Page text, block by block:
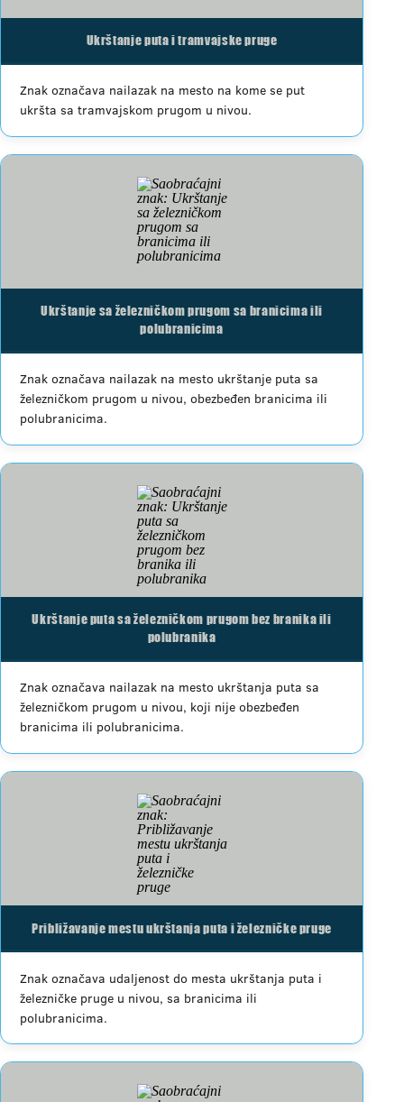
Ukrštanje puta i tramvajske pruge
Znak označava nailazak na mesto na kome se put
ukršta sa tramvajskom prugom u nivou.
Ukrštanje sa železničkom prugom sa branicima ili
polubranicima
Znak označava nailazak na mesto ukrštanje puta sa
železničkom prugom u nivou, obezbeđen branicima ili
polubranicima.
Ukrštanje puta sa železničkom prugom bez branika ili
polubranika
Znak označava nailazak na mesto ukrštanja puta sa
železničkom prugom u nivou, koji nije obezbeđen
branicima ili polubranicima.
Približavanje mestu ukrštanja puta i železničke pruge
Znak označava udaljenost do mesta ukrštanja puta i
železničke pruge u nivou, sa branicima ili
polubranicima.